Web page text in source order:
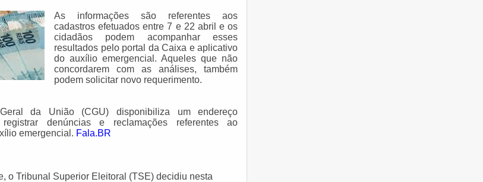
As informações são referentes aos
cadastros efetuados entre 7 e 22 abril e os
cidadãos podem acompanhar esses
resultados pelo portal da Caixa e aplicativo
do auxílio emergencial. Aqueles que não
concordarem com as análises, também
podem solicitar novo requerimento.
Geral da União (CGU) disponibiliza um endereço
denúncias e reclamações referentes ao
emergencial. Fala.BR
o Tribunal Superior Eleitoral (TSE) decidiu nesta